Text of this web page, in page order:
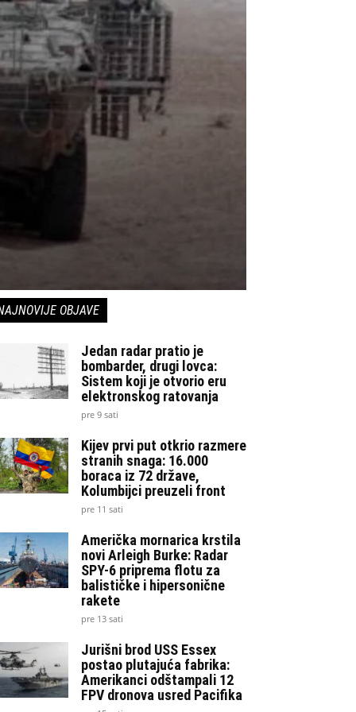
OBJAVE
Jedan radar pratio je
bombarder, drugi lovca:
Sistem koji je otvorio eru
elektronskog ratovanja
pre 9 sati
Kijev prvi put otkrio razmere
stranih snaga: 16.000
boraca iz 72 države,
Kolumbijci preuzeli front
pre 11 sati
Američka mornarica krstila
novi Arleigh Burke: Radar
SPY-6 priprema flotu za
balističke i hipersonične
rakete
pre 13 sati
Jurišni brod USS Essex
postao plutajuća fabrika:
Amerikanci odštampali 12
FPV dronova usred Pacifika